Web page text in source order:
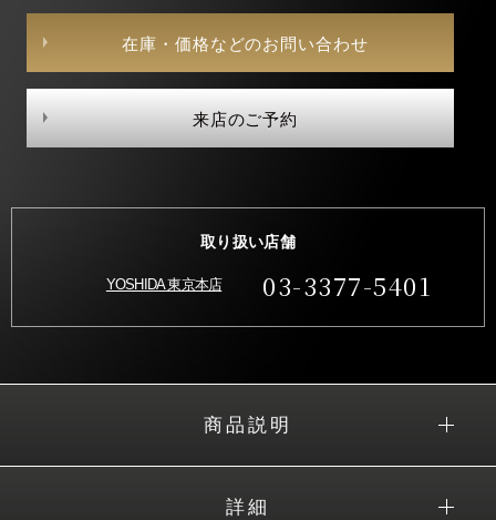
在庫・価格などのお問い合わせ
来店のご予約
取り扱い店舗
YOSHIDA 東京本店 03-3377-5401
商品説明
詳細